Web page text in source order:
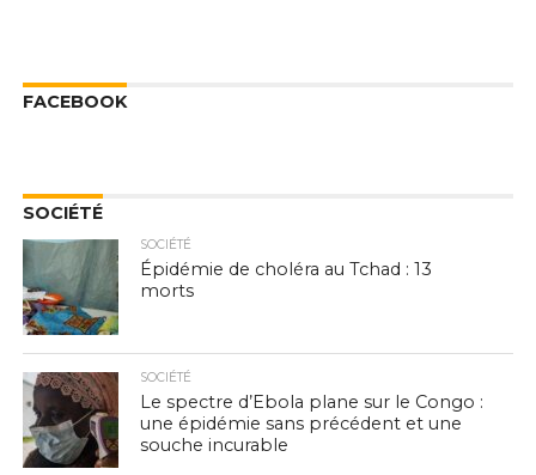
FACEBOOK
SOCIÉTÉ
SOCIÉTÉ
Épidémie de choléra au Tchad : 13
morts
SOCIÉTÉ
Le spectre d’Ebola plane sur le Congo :
une épidémie sans précédent et une
souche incurable